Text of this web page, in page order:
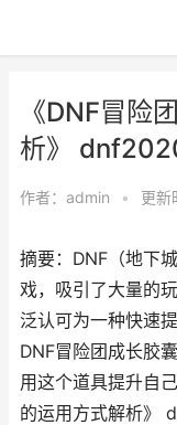
《DNF冒险
析》
作者： admin • 更
摘要：DNF（地下
戏，吸引了大量的
泛认可为一种快速
DNF冒险团成长胶
用这个道具提升自
的运用方式解析》